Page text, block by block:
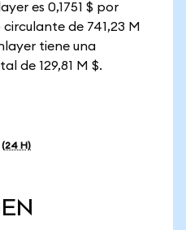
es 0,1751 $ por
circulante de 741,23 M
tiene una
de 129,81 M $.
(24 H)